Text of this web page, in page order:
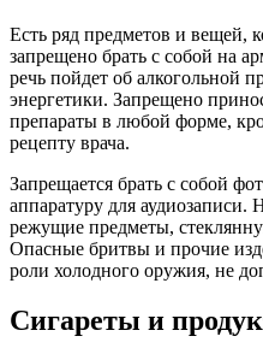
Есть ряд предметов и вещей,
запрещено брать с собой на
речь пойдет об алкогольной
энергетики. Запрещено
препараты в любой форме,
рецепту врача.
Запрещается брать с собой
аппаратуру для
режущие предметы,
Опасные бритвы и прочие
роли холодного оружия, не
Сигареты и